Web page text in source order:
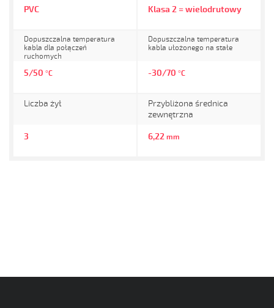
PVC Klasa 2 = wielodrutowy
Dopuszczalna temperatura
kabla dla połączeń
ruchomych
5/50 °C
Dopuszczalna temperatura
kabla ułożonego na stałe
-30/70 °C
Liczba żył
3
Przybliżona średnica
zewnętrzna
6,22 mm